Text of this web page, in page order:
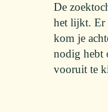
De
het lijkt. Er
kom je
nodig hebt
vooruit te